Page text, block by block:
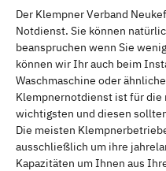
Der Klempner Verband
Notdienst. Sie können
beanspruchen wenn Sie
können wir Ihr auch beim
Waschmaschine oder
Klempnernotdienst ist für die
wichtigsten und diesen
Die meisten
ausschließlich um ihre
Kapazitäten um Ihnen aus